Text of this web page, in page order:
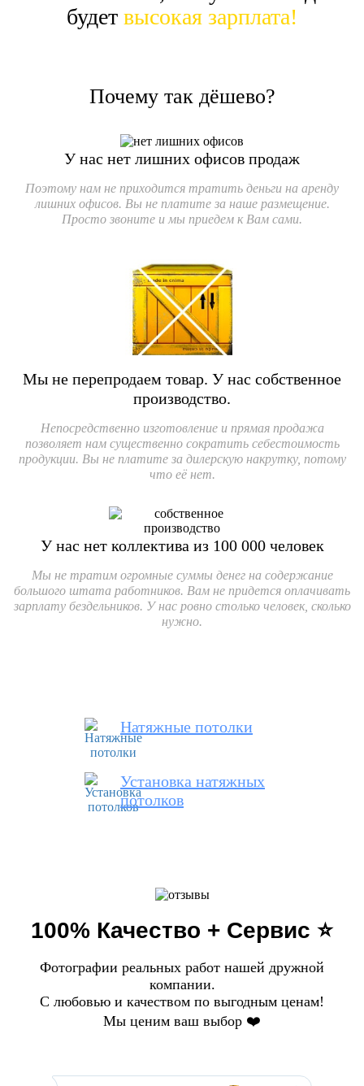
будет высокая зарплата!
Почему так дёшево?
У нас нет лишних офисов продаж
Поэтому нам не приходится тратить деньги на аренду
лишних офисов. Вы не платите за наше размещение.
Просто звоните и мы приедем к Вам сами.
Мы не перепродаем товар. У нас собственное
производство.
Непосредственно изготовление и прямая продажа
позволяет нам существенно сократить себестоимость
продукции. Вы не платите за дилерскую накрутку, потому
что её нет.
У нас нет коллектива из 100 000человек
Мы не тратим огромные суммы денег на содержание
большого штата работников. Вам не придется оплачивать
зарплату бездельников. У нас ровно столько человек, сколько
нужно.
Натяжные потолки
Установка натяжных
потолков
100% Качество + Сервис ⭐️
Фотографии реальных работ нашей дружной
компании.
С любовью и качеством по выгодным ценам!
Мы ценим ваш выбор ❤️